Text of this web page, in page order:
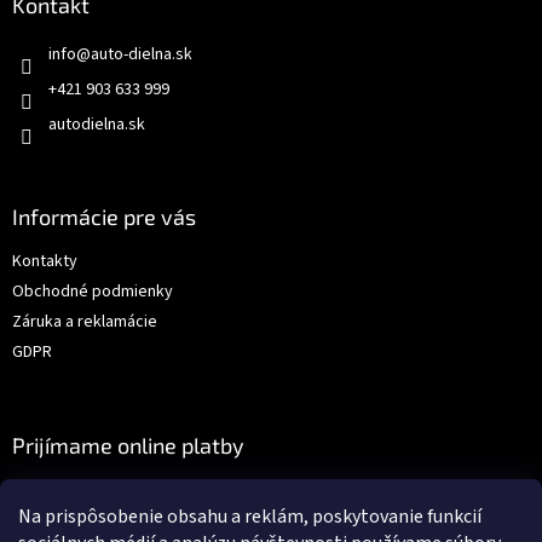
Na prispôsobenie obsahu a reklám, poskytovanie funkcií
info@auto-dielna.sk
+421 903 633 999
autodielna.sk
Informácie pre vás
Kontakty
Obchodné podmienky
Záruka a reklamácie
GDPR
Prijímame online platby